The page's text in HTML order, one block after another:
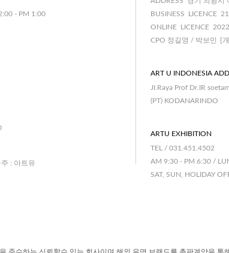
- PM 1:00
: 아트유
BUSINESS LICENCE
ONLINE LICENCE
CPO 정길영 / 박보민
[
ART U INDONESIA
JI.Raya Prof Dr.IR
(PT) KODANARINDO
ARTU EXHIBITION
TEL / 031.451.4502
AM 9:30 - PM 6:30 /
SAT, SUN, HOLIDAY